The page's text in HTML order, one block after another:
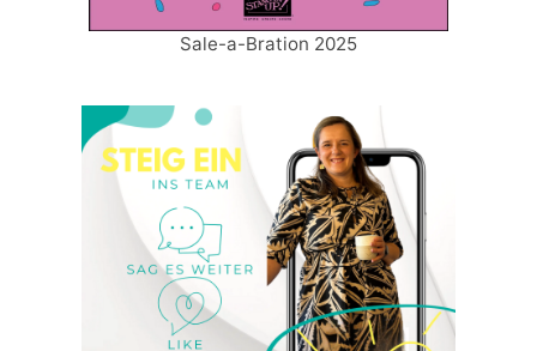
Sale-a-Bration 2025